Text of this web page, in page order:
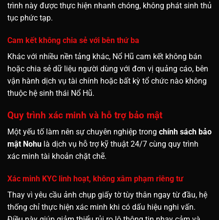
trình này được thực hiện nhanh chóng, không phát sinh thủ
tục phức tạp.
Cam kết không chia sẻ với bên thứ ba
Khác với nhiều nền tảng khác, Nổ Hũ cam kết không bán
hoặc chia sẻ dữ liệu người dùng với đơn vị quảng cáo, bên
vận hành dịch vụ tài chính hoặc bất kỳ tổ chức nào không
thuộc hệ sinh thái Nổ Hũ.
Quy trình xác minh và hỗ trợ bảo mật
Một yếu tố làm nên sự chuyên nghiệp trong chính sách bảo
mật Nohu là dịch vụ hỗ trợ kỹ thuật 24/7 cùng quy trình
xác minh tài khoản chặt chẽ.
Xác minh KYC linh hoạt, không xâm phạm riêng tư
Thay vì yêu cầu ảnh chụp giấy tờ tùy thân ngay từ đầu, hệ
thống chỉ thực hiện xác minh khi có dấu hiệu nghi vấn.